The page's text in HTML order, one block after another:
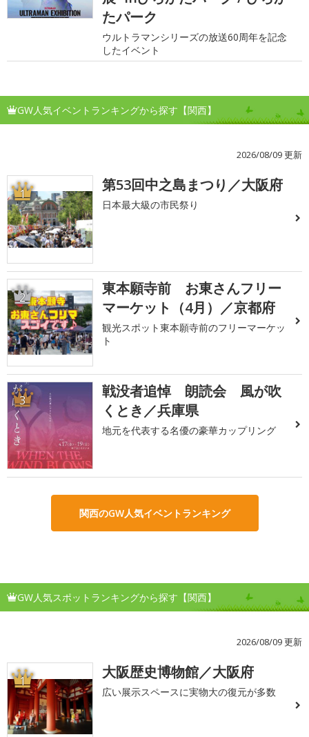
たパーク
ウルトラマンシリーズの放送60周年を記念
したイベント
GW人気イベントランキングから探す【関西】
2026/08/09 更新
1 第53回中之島まつり／大阪府
日本最大級の市民祭り
2
東本願寺前 お東さんフリー
マーケット（4月）／京都府
観光スポット東本願寺前のフリーマーケッ
ト
3
戦没者追悼 朗読会 風が吹
くとき／兵庫県
地元を代表する名優の豪華カップリング
関西のGW人気イベントランキング
GW人気スポットランキングから探す【関西】
2026/08/09 更新
1 大阪歴史博物館／大阪府
広い展示スペースに実物大の復元が多数